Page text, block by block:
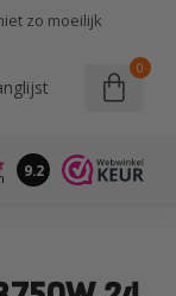
zo moeilijk
0
9.2